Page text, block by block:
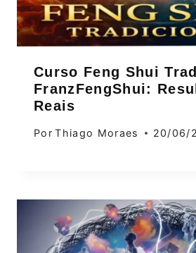
Curso Feng Shui
FranzFengShui:
Reais
Por Thiago Moraes 20/06/